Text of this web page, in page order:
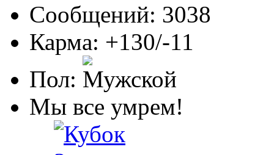
Сообщений: 3038
Карма: +130/-11
Пол:
Мы все умрем!